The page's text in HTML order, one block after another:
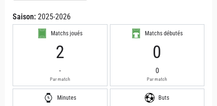
Saison: 2025-2026
Matchs joués
2
-
Par match
Matchs débutés
0
0
Par match
Minutes Buts